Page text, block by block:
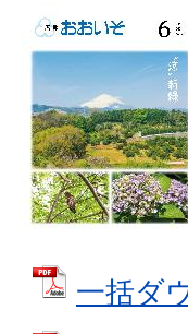
一括ダ